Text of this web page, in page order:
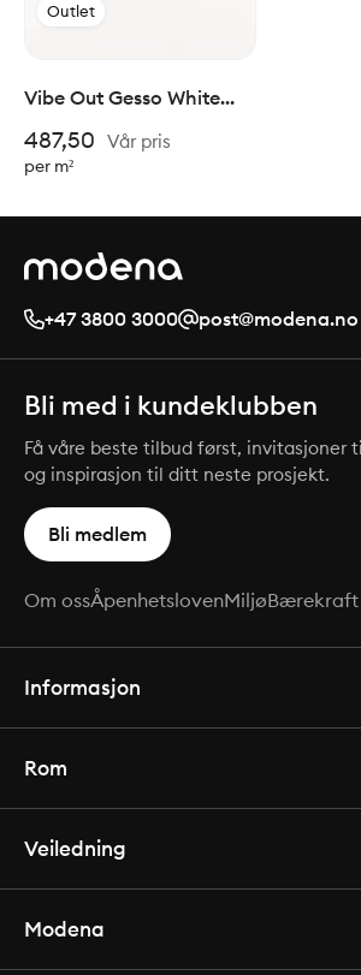
Outlet
Vibe Out Gesso White
487,50 Vår pris
per m²
+47 3800 3000 post@modena.no
Bli med i kundeklubben
Få våre beste tilbud først, invitasjoner
og inspirasjon til ditt neste prosjekt.
Bli medlem
Om ossÅpenhetslovenMiljøBærekraft
Informasjon
Rom
Veiledning
Modena